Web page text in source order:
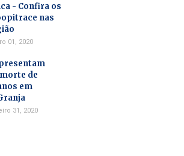
- Confira os
nas
01, 2020
de
em
31, 2020